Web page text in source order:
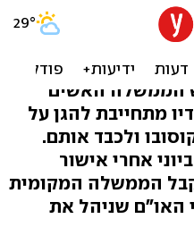
המגנה
הממשלה האשים
מתחייבת להגן על
ולכבד אותם.
היא תיכנס לתוקפה ב-15 ביוני אחרי אישור
הממשלה המקומית
האו"ם שניהל את